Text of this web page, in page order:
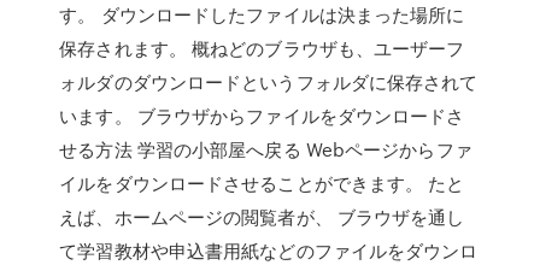
す。 ダウンロードしたファイルは決まった場所に
保存されます。 概ねどのブラウザも、ユーザーフ
ォルダのダウンロードというフォルダに保存されて
います。 ブラウザからファイルをダウンロードさ
せる方法 学習の小部屋へ戻る Webページからファ
イルをダウンロードさせることができます。 たと
えば、ホームページの閲覧者が、 ブラウザを通し
て学習教材や申込書用紙などのファイルをダウンロ